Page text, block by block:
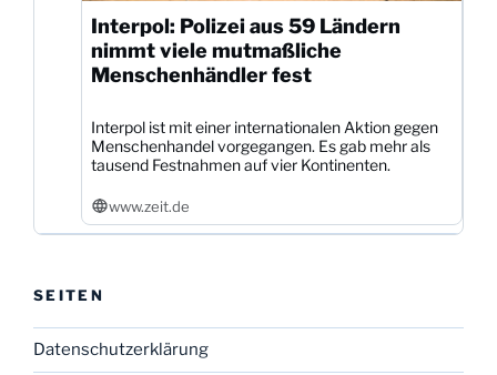
Interpol: Polizei aus 59 Ländern
nimmt viele mutmaßliche
Menschenhändler fest
Interpol ist mit einer internationalen Aktion gegen
Menschenhandel vorgegangen. Es gab mehr als
tausend Festnahmen auf vier Kontinenten.
www.zeit.de
SEITEN
Datenschutzerklärung